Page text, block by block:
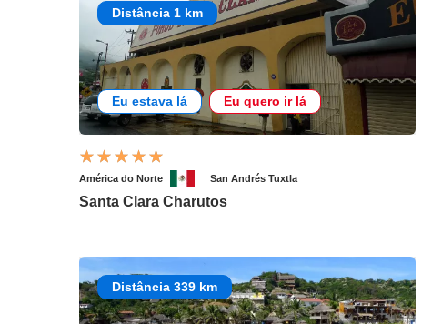
Distância 1 km
Eu estava lá Eu quero ir lá
América do Norte San Andrés Tuxtla
Santa Clara Charutos
Distância 339 km